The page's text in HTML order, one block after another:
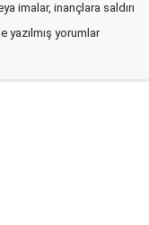
imalar, inançlara saldırı
yazılmış yorumlar